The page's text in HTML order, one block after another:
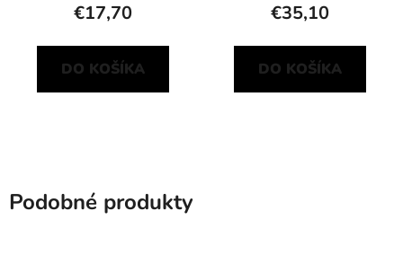
€17,70
DO KOŠÍKA
€35,10
DO KOŠÍKA
Podobné produkty